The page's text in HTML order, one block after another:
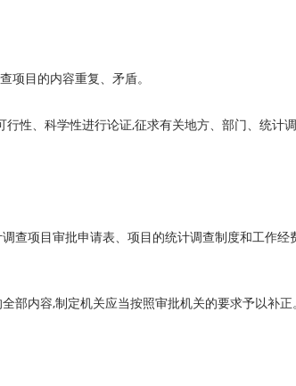
项目的内容重复、矛盾。
性、科学性进行论证,征求有关地方、部门、统计
查项目审批申请表、项目的统计调查制度和工作经
部内容,制定机关应当按照审批机关的要求予以补正。